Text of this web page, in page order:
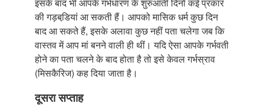
की गड़बडि़यां आ सकती हैं। आपको मासिक धर्म कुछ दिन
बाद आ सकते हैं, इसके अलावा कुछ नहीं पता चलेगा जब कि
वास्तव में आप मां बनने वाली ही थीं। यदि ऐसा आपके गर्भवती
होने का पता चलने के बाद होता है तो इसे केवल गर्भस्राव
(मिसकैरिज) कह दिया जाता है।
दूसरा सप्ताह